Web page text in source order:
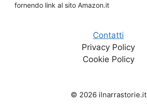
fornendo link al sito Amazon.it
Contatti
Privacy Policy
Cookie Policy
© 2026 ilnarrastorie.it